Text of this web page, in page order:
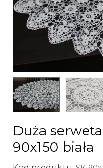
Duża
90x150 biała